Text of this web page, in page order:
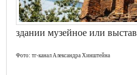
здании музейное или
Фото: тг-канал Александра Хинштейна